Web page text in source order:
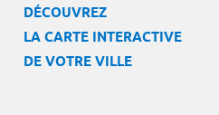
DÉCOUVREZ
LA CARTE INTERACTIVE
DE VOTRE VILLE